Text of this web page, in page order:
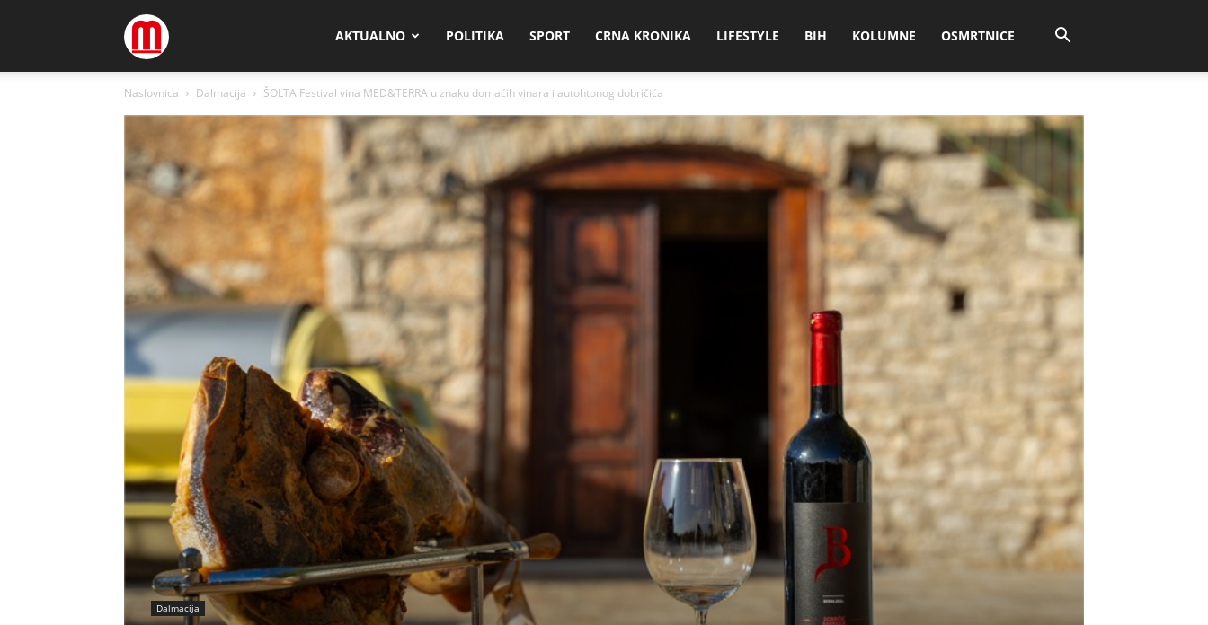
Megamedia AKTUALNO POLITIKA SPORT CRNA KRONIKA LIFESTYLE BIH KOLUMNE OSMRTNICE
Naslovnica Dalmacija ŠOLTA Festival vina MED&TERRA u znaku domaćih vinara i autohtonog dobričića
Dalmacija